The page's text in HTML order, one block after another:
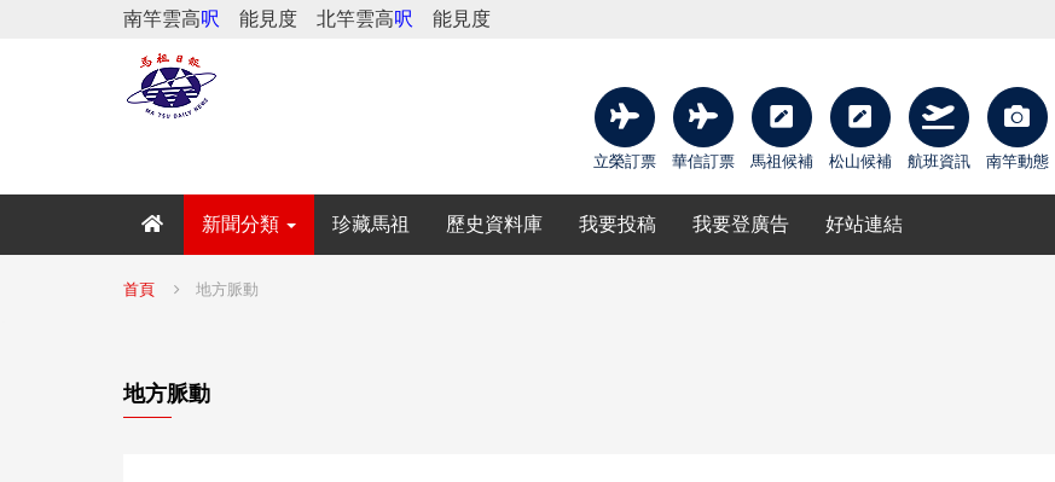
南竿雲高呎 能見度 北竿雲高呎 能見度
立榮訂票 華信訂票 馬祖候補 松山候補 航班資訊 南竿動態
新聞分類 珍藏馬祖 歷史資料庫 我要投稿 我要登廣告 好站連結
首頁 地方脈動
地方脈動